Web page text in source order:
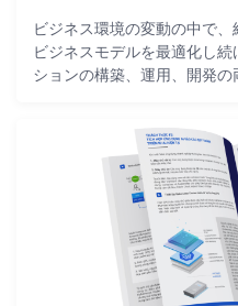
ビジネス環境の変動の中で、
ビジネスモデルを最適化し
ションの構築、運用、開発
Kubernetesテクノロジーに